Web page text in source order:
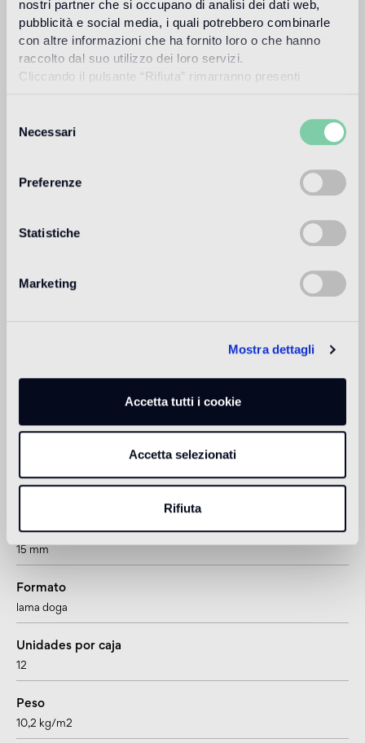
nostri partner che si occupano di analisi dei dati web,
pubblicità e social media, i quali potrebbero combinarle
con altre informazioni che ha fornito loro o che hanno
raccolto dal suo utilizzo dei loro servizi.
Cliccando il pulsante “Rifiuta” rimarranno presenti
tecnici.
delNecessari
Preferenze
Statistiche
Marketing
Mostra dettagli
Accetta tutti i cookie
Accetta selezionati
Rifiuta
Suelo de interior
alto traffico in ambienti residenziali: medio traffico in ambienti
commerciali
Suelo de exteriores
Piscina y SPA
Revestimiento de interior
Información sobre el producto
Espesor
15 mm
Formato
lama doga
Unidades por caja
12
Peso
10,2 kg/m2